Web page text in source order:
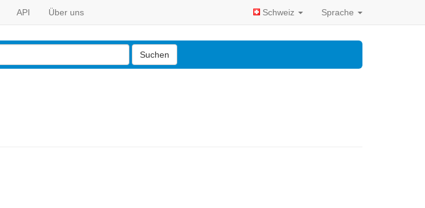
API Über uns Schweiz Sprache
Suchen